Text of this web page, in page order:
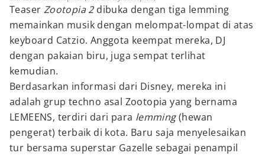
Teaser Zootopia 2 dibuka dengan tiga lemming
memainkan musik dengan melompat-lompat di atas
keyboard Catzio. Anggota keempat mereka, DJ
dengan pakaian biru, juga sempat terlihat
kemudian.
Berdasarkan informasi dari Disney, mereka ini
adalah grup techno asal Zootopia yang bernama
LEMEENS, terdiri dari para lemming(hewan
pengerat) terbaik di kota. Baru saja menyelesaikan
tur bersama superstar Gazelle sebagai penampil